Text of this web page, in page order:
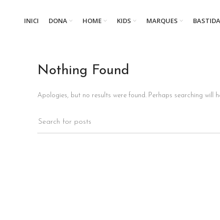
INICI DONA HOME KIDS MARQUES BASTIDA
Nothing Found
Apologies, but no results were found. Perhaps searching will